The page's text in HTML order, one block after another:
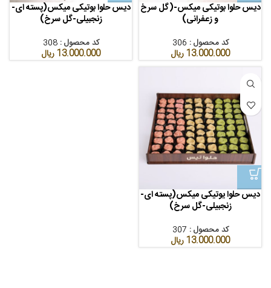
دیس حلوا بوتیکی میکس-(گل سرخ
و زعفرانی)
کد محصول : 306
13.000.000ریال
دیس حلوا بوتیکی میکس(پسته ای-
زنجبیلی-گل سرخ)
کد محصول :308
13.000.000ریال
دیس حلوا یوتیکی میکس(پسته ای-
زنجبیلی-گل سرخ)
کد محصول : 307
13.000.000ریال